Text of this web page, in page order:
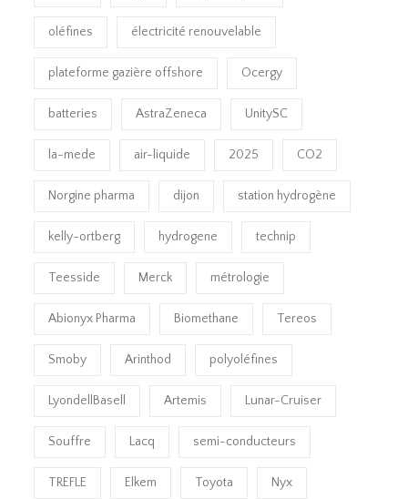
oléfines électricité renouvelable
plateforme gazière offshore Ocergy
batteries AstraZeneca UnitySC
la-mede air-liquide 2025 CO2
Norgine pharma dijon station hydrogène
kelly-ortberg hydrogene technip
Teesside Merck métrologie
Abionyx Pharma Biomethane Tereos
Smoby Arinthod polyoléfines
LyondellBasell Artemis Lunar-Cruiser
Souffre Lacq semi-conducteurs
TREFLE Elkem Toyota Nyx